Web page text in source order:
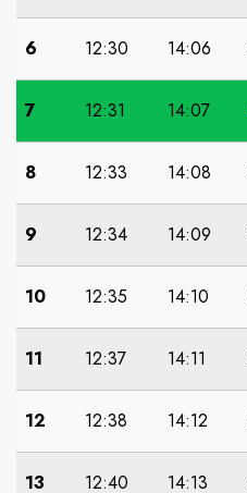
6 12:30 14:06
7 12:31 14:07
8 12:33 14:08
9 12:34 14:09
10 12:35 14:10
11 12:37 14:11
12 12:38 14:12
13 12:40 14:13